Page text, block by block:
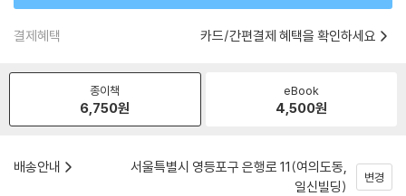
결제혜택 카드/간편결제 혜택을 확인하세요
종이책
6,750원
eBook
4,500원
배송안내
서울특별시 영등포구 은행로 11(여의도동,
일신빌딩)
변경